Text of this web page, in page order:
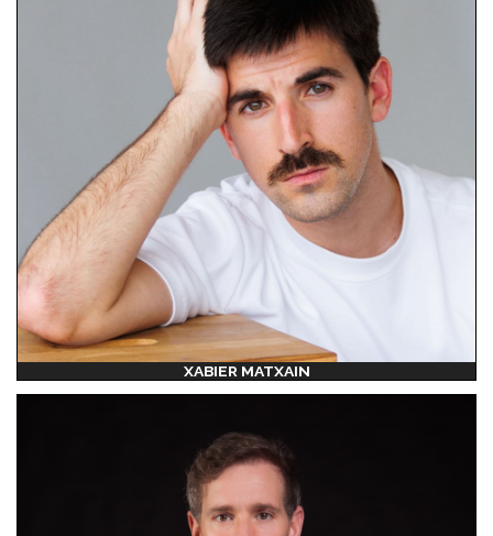
XABIER MATXAIN